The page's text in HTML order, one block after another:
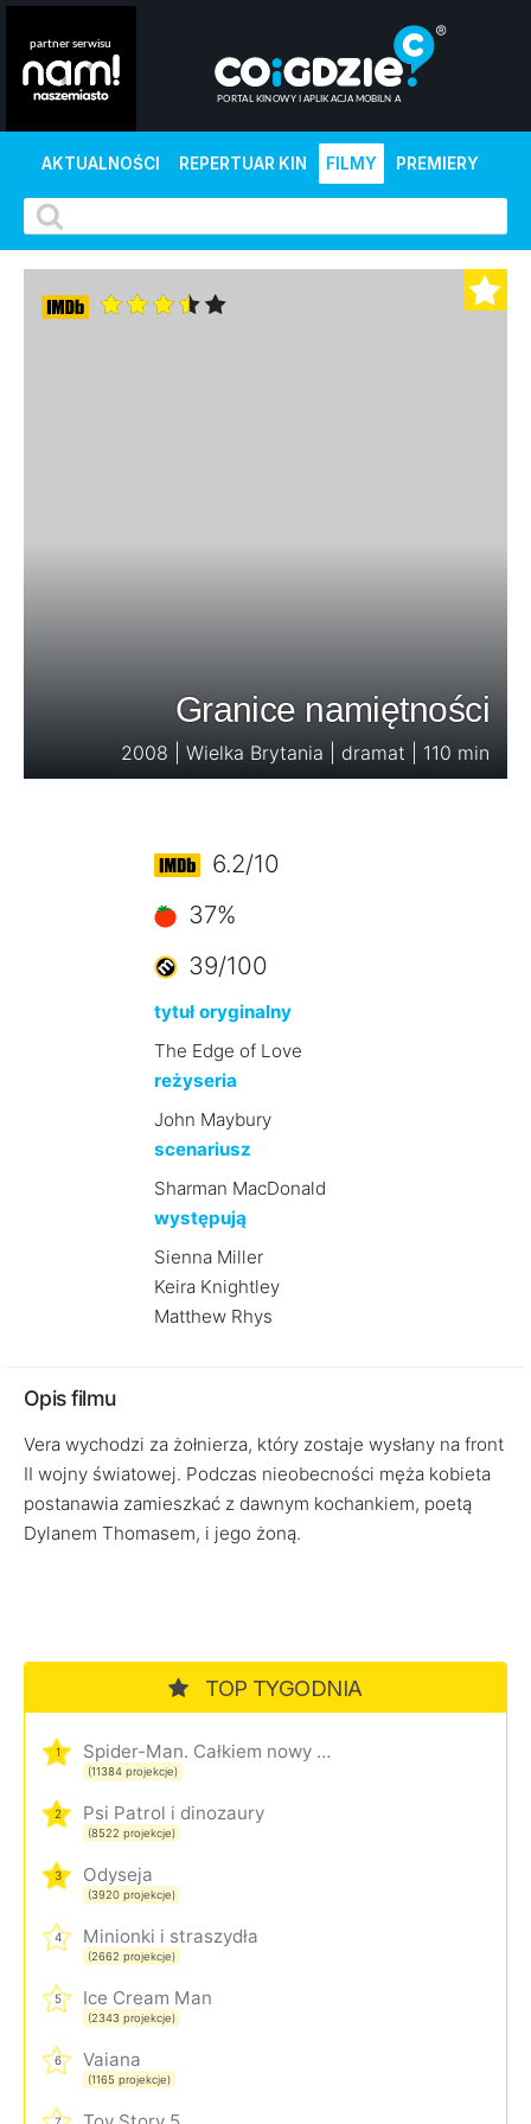
AKTUALNOŚCI REPERTUAR KIN FILMY PREMIERY
Granice namiętności
2008 | Wielka Brytania | dramat | 110 min
6.2/10
37%
39/100
tytuł oryginalny
The Edge of Love
reżyseria
John Maybury
scenariusz
Sharman MacDonald
występują
Sienna Miller
Keira Knightley
Matthew Rhys
Opis filmu
Vera wychodzi za żołnierza, który zostaje wysłany na front
II wojny światowej. Podczas nieobecności męża kobieta
postanawia zamieszkać z dawnym kochankiem, poetą
Dylanem Thomasem, i jego żoną.
TOP TYGODNIA
1 Spider-Man. Całkiem nowy dzień
(11384 projekcje)
2 Psi Patrol i dinozaury
(8522 projekcje)
3 Odyseja
(3920 projekcje)
4 Minionki i straszydła
(2662 projekcje)
5 Ice Cream Man
(2343 projekcje)
6 Vaiana
(1165 projekcje)